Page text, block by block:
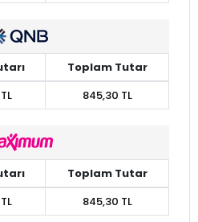
Toplam Tutar
845,30 TL
Toplam Tutar
845,30 TL